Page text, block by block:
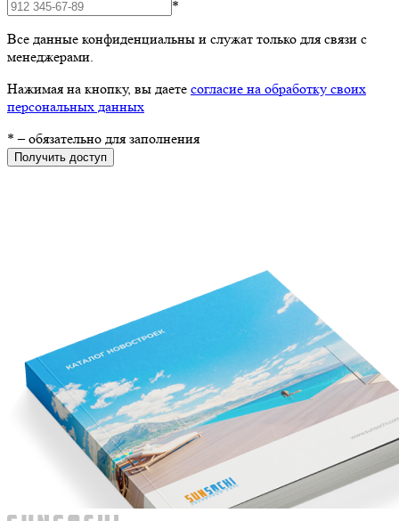
*
Все данные конфиденциальны и служат только для связи с
менеджерами.
Нажимая на кнопку, вы даете согласие на обработку своих
персональных данных
* – обязательно для заполнения
Получить доступ